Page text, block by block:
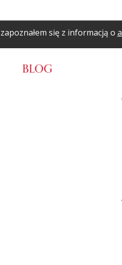
zapoznałem się z informacją o
BLOG